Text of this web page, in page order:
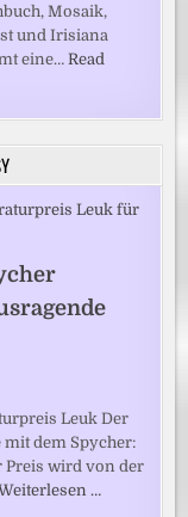
Mosaik,
und Irisiana
eine…Read
Leuk Der
dem Spycher:
Preis wird von der
…